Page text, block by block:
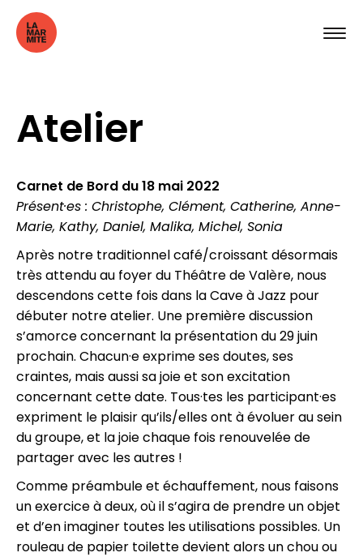
Atelier
Carnet de Bord du 18 mai 2022
Présent·es : Christophe, Clément, Catherine, Anne-
Marie, Kathy, Daniel, Malika, Michel, Sonia
Après notre traditionnel café/croissant désormais
très attendu au foyer du Théâtre de Valère, nous
descendons cette fois dans la Cave à Jazz pour
débuter notre atelier. Une première discussion
s’amorce concernant la présentation du 29 juin
prochain. Chacun·e exprime ses doutes, ses
craintes, mais aussi sa joie et son excitation
concernant cette date. Tous·tes les participant·es
expriment le plaisir qu’ils/elles ont à évoluer au sein
du groupe, et la joie chaque fois renouvelée de
partager avec les autres !
Comme préambule et échauffement, nous faisons
un exercice à deux, où il s’agira de prendre un objet
et d’en imaginer toutes les utilisations possibles. Un
rouleau de papier toilette devient alors un chou ou